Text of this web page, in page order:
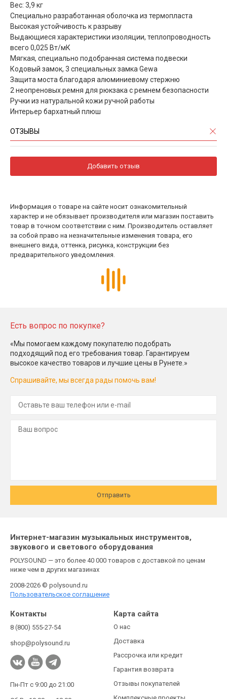
Вес: 3,9 кг
Специально разработанная оболочка из термопласта
Высокая устойчивость к разрыву
Выдающиеся характеристики изоляции, теплопроводность
всего 0,025 Вт/мК
Мягкая, специально подобранная система подвески
Кодовый замок, 3 специальных замка Gewa
Защита моста благодаря алюминиевому стержню
2 неопреновых ремня для рюкзака с ремнем безопасности
Ручки из натуральной кожи ручной работы
Интерьер бархатный плюш
ОТЗЫВЫ
Добавить отзыв
Информация о товаре на сайте носит ознакомительный
характер и не обязывает производителя или магазин поставить
товар в точном соответствии с ним. Производитель оставляет
за собой право на незначительные изменения товара, его
внешнего вида, оттенка, рисунка, конструкции без
предварительного уведомления.
Есть вопрос по покупке?
«Мы помогаем каждому покупателю подобрать
подходящий под его требования товар. Гарантируем
высокое качество товаров и лучшие цены в Рунете.»
Спрашивайте, мы всегда рады помочь вам!
Отправить
Интернет-магазин музыкальных инструментов,
звукового и светового оборудования
POLYSOUND — это более 40 000 товаров с доставкой по ценам
ниже чем в других магазинах
2008-2026 © polysound.ru
Пользовательское соглашение
Контакты
8 (800) 555-27-54
shop@polysound.ru
Пн-Пт с 9:00 до 21:00
Карта сайта
О нас
Доставка
Рассрочка или кредит
Гарантия возврата
Отзывы покупателей